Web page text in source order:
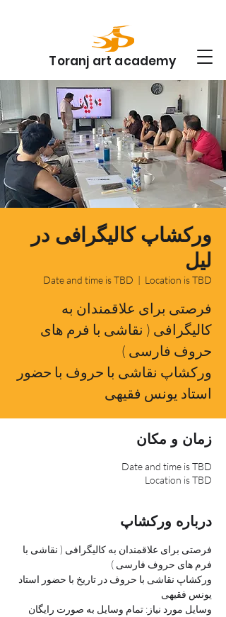
Toranj art academy
ورکشاپ کالیگرافی در
لیل
Date and time is TBD
  |
Location is TBD
فرصتی برای علاقمندان به
کالیگرافی ( نقاشی با فرم های
حروف فارسی )
ورکشاپ نقاشی با حروف با حضور
استاد یونس فقیهی
زمان و مکان
Date and time is TBD
Location is TBD
درباره ورکشاپ
فرصتی برای علاقمندان به کالیگرافی ( نقاشی با
فرم های حروف فارسی )
ورکشاپ نقاشی با حروف در تاریخ با حضور استاد
یونس فقیهی
وسایل مورد نیاز: تمام وسایل به صورت رایگان